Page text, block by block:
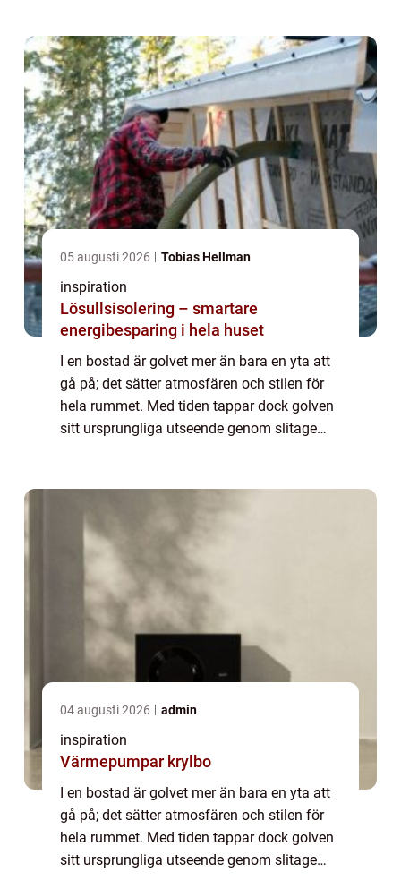
05 augusti 2026 Tobias Hellman
inspiration
Lösullsisolering – smartare
energibesparing i hela huset
I en bostad är golvet mer än bara en yta att
gå på; det sätter atmosfären och stilen för
hela rummet. Med tiden tappar dock golven
sitt ursprungliga utseende genom slitage
04 augusti 2026 admin
inspiration
Värmepumpar krylbo
I en bostad är golvet mer än bara en yta att
gå på; det sätter atmosfären och stilen för
hela rummet. Med tiden tappar dock golven
sitt ursprungliga utseende genom slitage